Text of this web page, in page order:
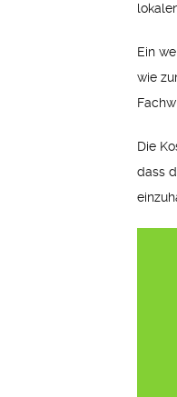
Ein
wie
Die
dass